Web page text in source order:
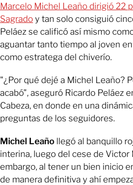
Marcelo Michel Leaño dirigió 22
Sagrado y tan solo consiguió
Peláez se calificó así mismo
aguantar tanto tiempo al joven
como estratega del chiverío.
"¿Por qué dejé a Michel Leaño?
acabó", aseguró Ricardo Peláez
Cabeza, en donde en una
preguntas de los seguidores.
Michel Leaño llegó al banquillo
interina, luego del cese de Victor
embargo, al tener un bien inicio
de manera definitiva y ahí